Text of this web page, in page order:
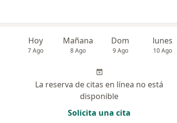
Hoy
7 Ago
Mañana
8 Ago
Dom
9 Ago
lunes
10 Ago
La reserva de citas en línea no está
disponible
Solicita una cita